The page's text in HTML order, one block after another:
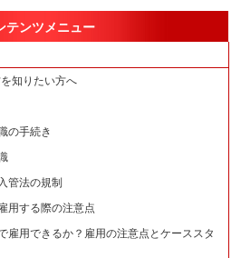
テンツメニュー
知りたい方へ
の手続き
管法の規制
用する際の注意点
雇用できるか？雇用の注意点とケーススタ